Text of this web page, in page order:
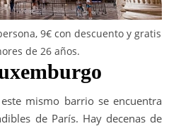
9€ con descuento y gratis
de 26 años.
mismo barrio se encuentra
de París. Hay decenas de